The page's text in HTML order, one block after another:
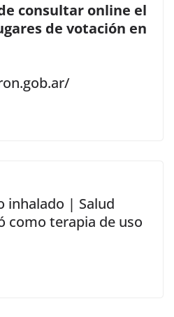
consultar online el
de votación en
inhalado | Salud
como terapia de uso